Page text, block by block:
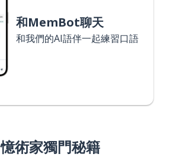
和MemBot聊天
和我們的AI語伴一起練習口語
憶術家獨門秘籍